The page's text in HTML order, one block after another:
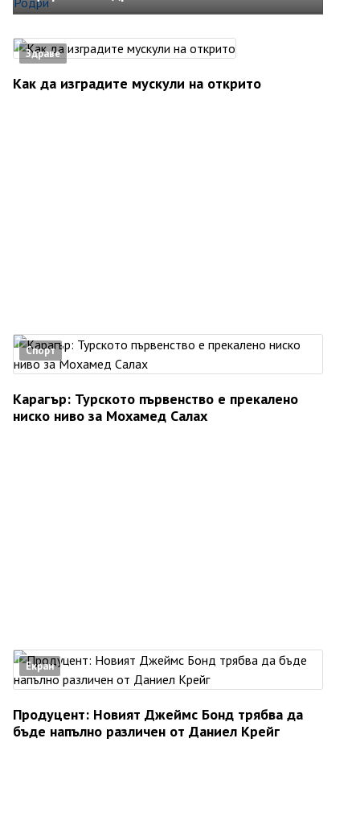
Здраве
Как да изградите мускули на открито
Спорт
Карагър: Турското първенство е прекалено
ниско ниво за Мохамед Салах
Екран
Продуцент: Новият Джеймс Бонд трябва да
бъде напълно различен от Даниел Крейг